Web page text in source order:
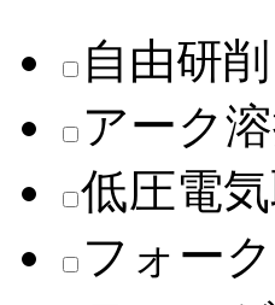
自由研
アーク
低圧電
フォー